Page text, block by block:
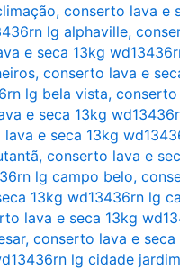
, conserto lava e
lg alphaville,
e seca 13kg
, conserto lava e
lg bela vista, conserto
e seca 13kg
e seca 13kg
, conserto lava e
lg campo belo,
13kg wd13436rn lg
lava e seca 13kg
, conserto lava e
lg cidade jardim